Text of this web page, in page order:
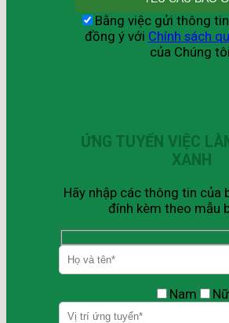
Bằng việc gửi thông
đồng ý với Chính sách
của Chúng tôi.
ỨNG TUYỂN VIỆC
XANH
Hãy nhập các thông tin của
đính kèm theo mẫu
Nam Nữ